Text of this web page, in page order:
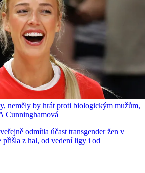
neměly by hrát proti biologickým mužům,
Cunninghamová
odmítla účast transgender žen v
přišla z hal, od vedení ligy i od